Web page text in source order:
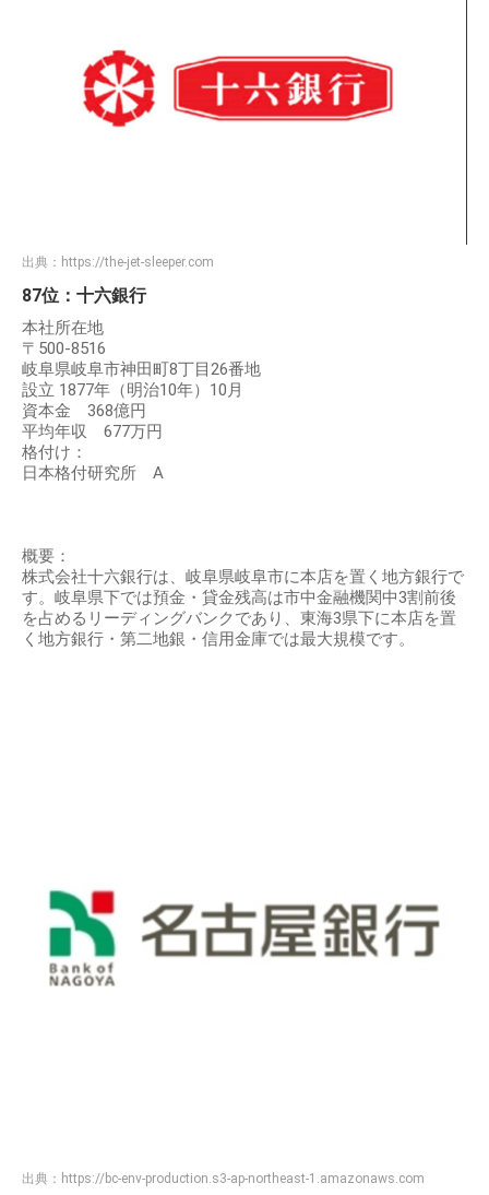
出典： https://the-jet-sleeper.com
87位：十六銀行
本社所在地
〒500-8516
岐阜県岐阜市神田町8丁目26番地
設立 1877年（明治10年）10月
資本金 368億円
平均年収 677万円
格付け：
日本格付研究所 A
概要：
株式会社十六銀行は、岐阜県岐阜市に本店を置く地方銀行で
す。岐阜県下では預金・貸金残高は市中金融機関中3割前後
を占めるリーディングバンクであり、東海3県下に本店を置
く地方銀行・第二地銀・信用金庫では最大規模です。
出典： https://bc-env-production.s3-ap-northeast-1.amazonaws.com